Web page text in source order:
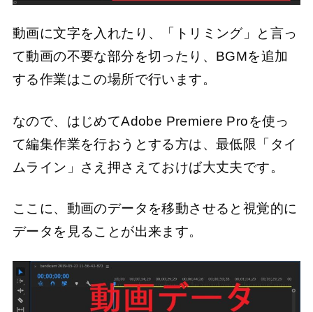
動画に文字を入れたり、「トリミング」と言っ
て動画の不要な部分を切ったり、BGMを追加
する作業はこの場所で行います。
なので、はじめてAdobe Premiere Proを使っ
て編集作業を行おうとする方は、最低限「タイ
ムライン」さえ押さえておけば大丈夫です。
ここに、動画のデータを移動させると視覚的に
データを見ることが出来ます。